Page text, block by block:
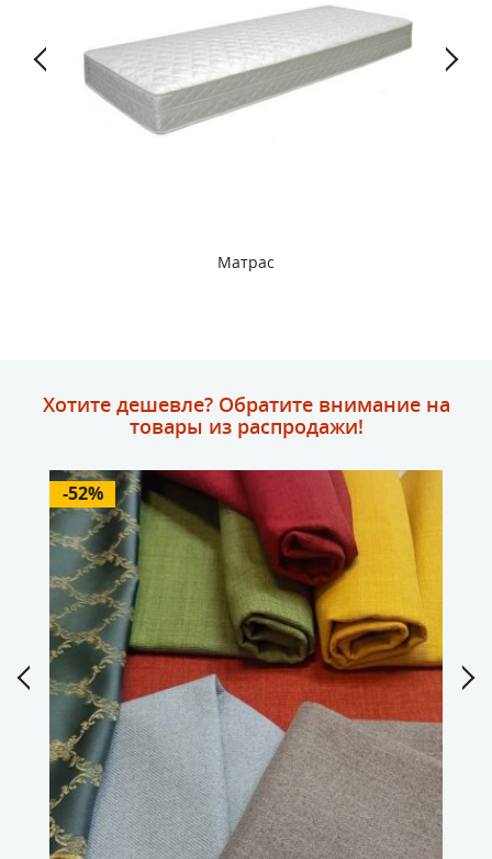
Матрас
Хотите дешевле? Обратите внимание на
товары из распродажи!
-52%